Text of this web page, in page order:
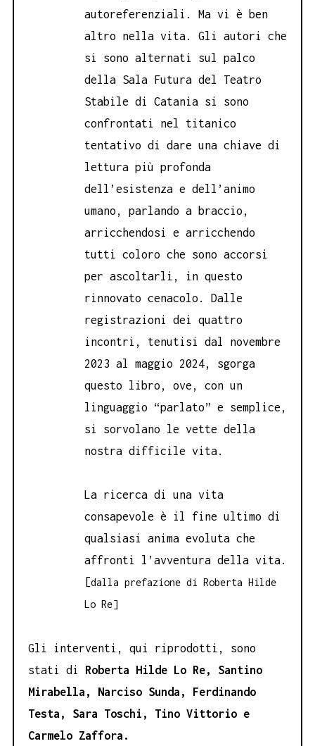
autoreferenziali. Ma vi è ben
altro nella vita. Gli autori che
si sono alternati sul palco
della Sala Futura del Teatro
Stabile di Catania si sono
confrontati nel titanico
tentativo di dare una chiave di
lettura più profonda
dell’esistenza e dell’animo
umano, parlando a braccio,
arricchendosi e arricchendo
tutti coloro che sono accorsi
per ascoltarli, in questo
rinnovato cenacolo. Dalle
registrazioni dei quattro
incontri, tenutisi dal novembre
2023 al maggio 2024, sgorga
questo libro, ove, con un
linguaggio “parlato” e semplice,
si sorvolano le vette della
nostra difficile vita.
La ricerca di una vita
consapevole è il fine ultimo di
qualsiasi anima evoluta che
affronti l’avventura della vita.
[dalla prefazione di Roberta Hilde
Lo Re]
Gli interventi, qui riprodotti, sono
stati di Roberta Hilde Lo Re, Santino
Mirabella, Narciso Sunda, Ferdinando
Testa, Sara Toschi, Tino Vittorio e
Carmelo Zaffora.